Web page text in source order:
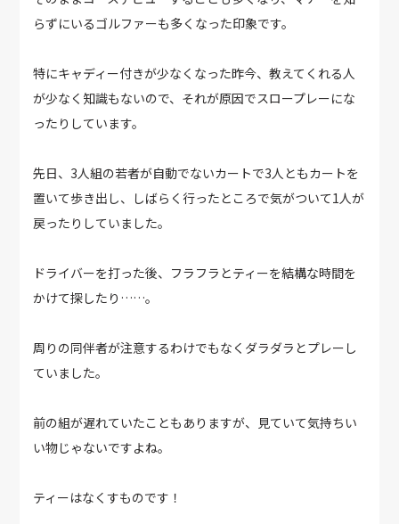
らずにいるゴルファーも多くなった印象です。
特にキャディー付きが少なくなった昨今、教えてくれる人
が少なく知識もないので、それが原因でスロープレーにな
ったりしています。
先日、3人組の若者が自動でないカートで3人ともカートを
置いて歩き出し、しばらく行ったところで気がついて1人が
戻ったりしていました。
ドライバーを打った後、フラフラとティーを結構な時間を
かけて探したり……。
周りの同伴者が注意するわけでもなくダラダラとプレーし
ていました。
前の組が遅れていたこともありますが、見ていて気持ちい
い物じゃないですよね。
ティーはなくすものです！